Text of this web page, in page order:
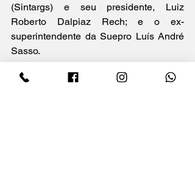
(Sintargs) e seu presidente, Luiz
Roberto Dalpiaz Rech; e o ex-
superintendente da Suepro Luís André
Sasso.